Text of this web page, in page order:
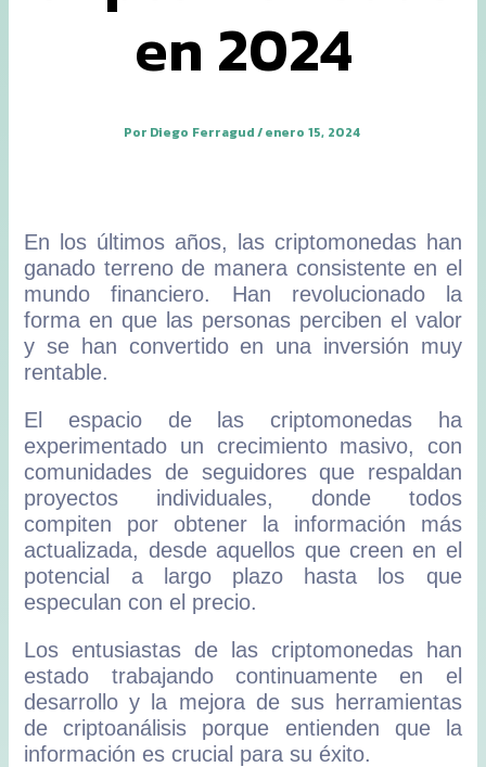
en 2024
Por Diego Ferragud/enero 15, 2024
En los últimos años, las criptomonedas han
ganado terreno de manera consistente en el
mundo financiero. Han revolucionado la
forma en que las personas perciben el valor
y se han convertido en una inversión muy
rentable.
El espacio de las criptomonedas ha
experimentado un crecimiento masivo, con
comunidades de seguidores que respaldan
proyectos individuales, donde todos
compiten por obtener la información más
actualizada, desde aquellos que creen en el
potencial a largo plazo hasta los que
especulan con el precio.
Los entusiastas de las criptomonedas han
estado trabajando continuamente en el
desarrollo y la mejora de sus herramientas
de criptoanálisis porque entienden que la
información es crucial para su éxito.